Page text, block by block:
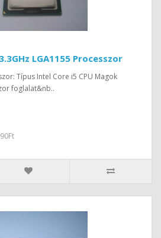
LGA1155 Processzor
Típus Intel Core i5 CPU Magok
foglalat&nb..